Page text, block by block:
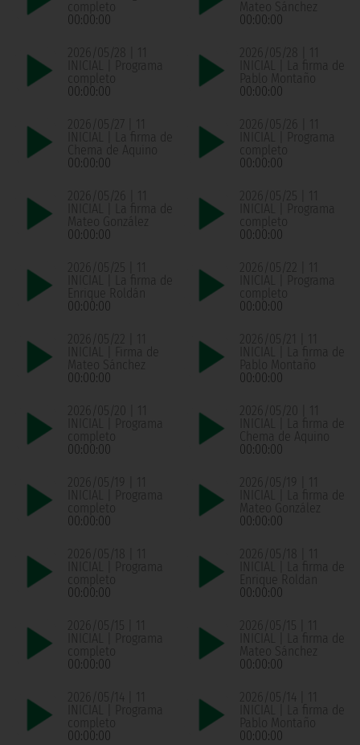
completo
00:00:00
Mateo Sánchez
00:00:00
2026/05/28 | 11
INICIAL | Programa
completo
00:00:00
2026/05/28 | 11
INICIAL | La firma de
Pablo Montaño
00:00:00
2026/05/27 | 11
INICIAL | La firma de
Chema de Aquino
00:00:00
2026/05/26 | 11
INICIAL | Programa
completo
00:00:00
2026/05/26 | 11
INICIAL | La firma de
Mateo González
00:00:00
2026/05/25 | 11
INICIAL | Programa
completo
00:00:00
2026/05/25 | 11
INICIAL | La firma de
Enrique Roldán
00:00:00
2026/05/22 | 11
INICIAL | Programa
completo
00:00:00
2026/05/22 | 11
INICIAL | Firma de
Mateo Sánchez
00:00:00
2026/05/21 | 11
INICIAL | La firma de
Pablo Montaño
00:00:00
2026/05/20 | 11
INICIAL | Programa
completo
00:00:00
2026/05/20 | 11
INICIAL | La firma de
Chema de Aquino
00:00:00
2026/05/19 | 11
INICIAL | Programa
completo
00:00:00
2026/05/19 | 11
INICIAL | La firma de
Mateo González
00:00:00
2026/05/18 | 11
INICIAL | Programa
completo
00:00:00
2026/05/18 | 11
INICIAL | La firma de
Enrique Roldan
00:00:00
2026/05/15 | 11
INICIAL | Programa
completo
00:00:00
2026/05/15 | 11
INICIAL | La firma de
Mateo Sánchez
00:00:00
2026/05/14 | 11
INICIAL | Programa
completo
00:00:00
2026/05/14 | 11
INICIAL | La firma de
Pablo Montaño
00:00:00